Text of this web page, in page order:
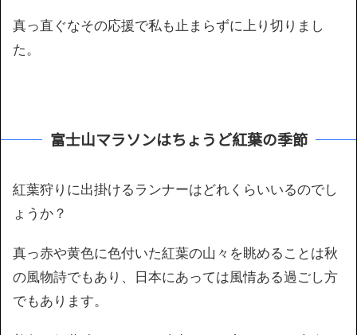
真っ直ぐなその応援で私も止まらずに上り切りまし
た。
富士山マラソンはちょうど紅葉の季節
紅葉狩りに出掛けるランナーはどれくらいいるのでし
ょうか？
真っ赤や黄色に色付いた紅葉の山々を眺めることは秋
の風物詩でもあり、日本にあっては風情ある過ごし方
でもあります。